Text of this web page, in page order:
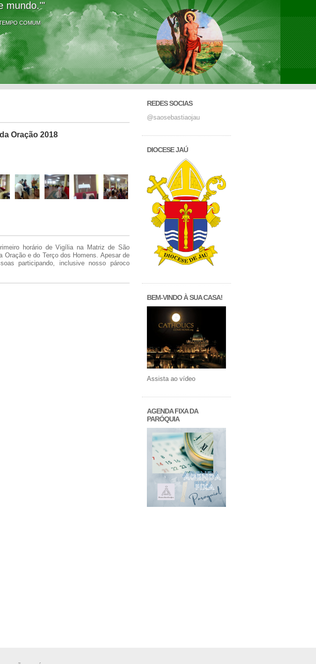
mundo.'"
COMUM
Oração 2018
horário de Vigília na Matriz de São
Oração e do Terço dos Homens. Apesar de
participando, inclusive nosso pároco
REDES SOCIAS
@saosebastiaojau
DIOCESE JAÚ
BEM-VINDO À SUA CASA!
Assista ao vídeo
AGENDA FIXA DA
PARÓQUIA